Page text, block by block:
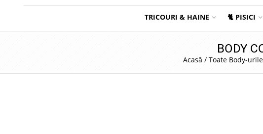
TRICOURI & HAINE 🐈 PISICI
BODY
Acasă / Toate Body-urile